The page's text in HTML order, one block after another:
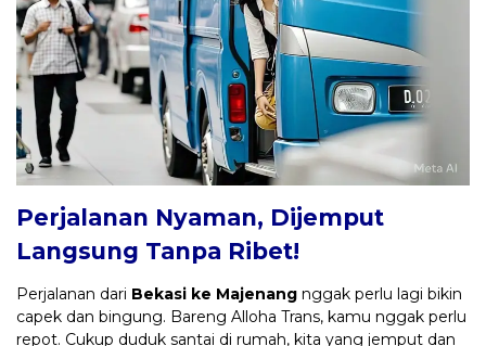
Perjalanan Nyaman, Dijemput
Langsung Tanpa Ribet!
Perjalanan dari Bekasi ke Majenang nggak perlu lagi bikin
capek dan bingung. Bareng Alloha Trans, kamu nggak perlu
repot. Cukup duduk santai di rumah, kita yang jemput dan